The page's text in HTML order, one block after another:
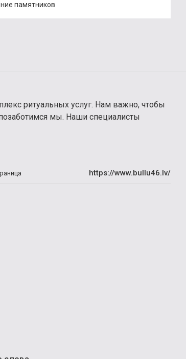
памятников
ритуальных услуг. Нам важно, чтобы
мы. Наши специалисты
https://www.bullu46.lv/